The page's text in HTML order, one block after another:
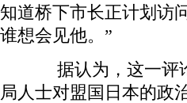
知道桥下市长正计划访
谁想会见他。”
据认为，这一评论
局人士对盟国日本的政